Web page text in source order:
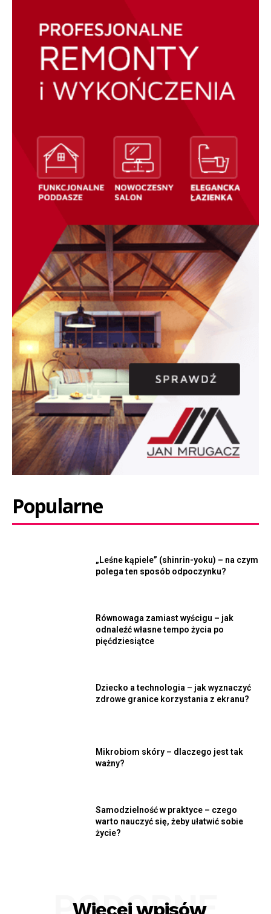
Popularne
„Leśne kąpiele” (shinrin-yoku) – na czym
polega ten sposób odpoczynku?
Równowaga zamiast wyścigu – jak
odnaleźć własne tempo życia po
pięćdziesiątce
Dziecko a technologia – jak wyznaczyć
zdrowe granice korzystania z ekranu?
Mikrobiom skóry – dlaczego jest tak
ważny?
Samodzielność w praktyce – czego
warto nauczyć się, żeby ułatwić sobie
życie?
Więcej wpisów